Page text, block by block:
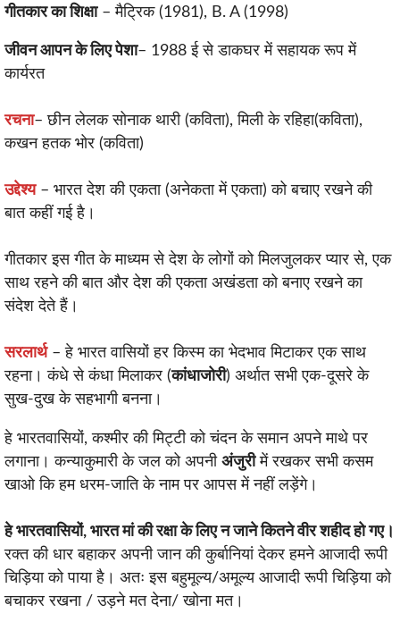
गीतकार का शिक्षा– मैट्रिक (1981), B. A (1998)
जीवन आपन के लिए पेशा– 1988 ई से डाकघर में सहायक रूप में
कार्यरत
रचना– छीन लेलक सोनाक थारी (कविता), मिली के रहिहा(कविता),
कखन हतक भोर (कविता)
उद्देश्य– भारत देश की एकता (अनेकता में एकता) को बचाए रखने की
बात कहीं गई है।
गीतकार इस गीत के माध्यम से देश के लोगों को मिलजुलकर प्यार से, एक
साथ रहने की बात और देश की एकता अखंडता को बनाए रखने का
संदेश देते हैं।
सरलार्थ– हे भारत वासियों हर किस्म का भेदभाव मिटाकर एक साथ
रहना। कंधे से कंधा मिलाकर (कांधाजोरी) अर्थात सभी एक-दूसरे के
सुख-दुख के सहभागी बनना।
हे भारतवासियों, कश्मीर की मिट्टी को चंदन के समान अपने माथे पर
लगाना। कन्याकुमारी के जल को अपनी अंजुरीमें रखकर सभी कसम
खाओ कि हम धरम-जाति के नाम पर आपस में नहीं लड़ेंगे।
हे भारतवासियों, भारत मां की रक्षा के लिए न जाने कितने वीर शहीद हो गए।
रक्त की धार बहाकर अपनी जान की कुर्बानियां देकर हमने आजादी रूपी
चिड़िया को पाया है। अतः इस बहुमूल्य/अमूल्य आजादी रूपी चिड़िया को
बचाकर रखना / उड़ने मत देना/ खोना मत।